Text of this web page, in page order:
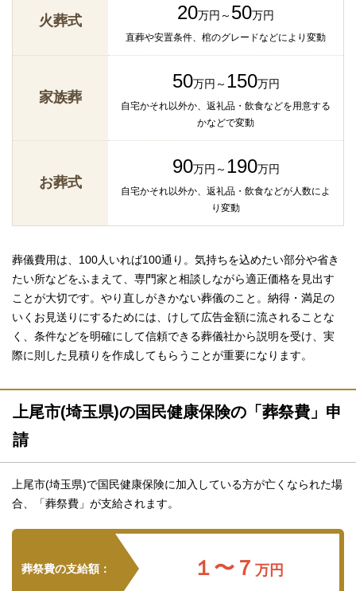
火葬式 20万円～ 50万円
直葬や安置条件、棺のグレードなどにより変動
家族葬
50万円～ 150万円
自宅かそれ以外か、返礼品・飲食などを用意する
かなどで変動
お葬式
90万円～ 190万円
自宅かそれ以外か、返礼品・飲食などが人数によ
り変動
葬儀費用は、100人いれば100通り。気持ちを込めたい部分や省き
たい所などをふまえて、専門家と相談しながら適正価格を見出す
ことが大切です。やり直しがきかない葬儀のこと。納得・満足の
いくお見送りにするためには、けして広告金額に流されることな
く、条件などを明確にして信頼できる葬儀社から説明を受け、実
際に則した見積りを作成してもらうことが重要になります。
上尾市(埼玉県)の国民健康保険の「葬祭費」申
請
上尾市(埼玉県)で国民健康保険に加入している方が亡くなられた場
合、「葬祭費」が支給されます。
葬祭費の支給額： １〜７万円